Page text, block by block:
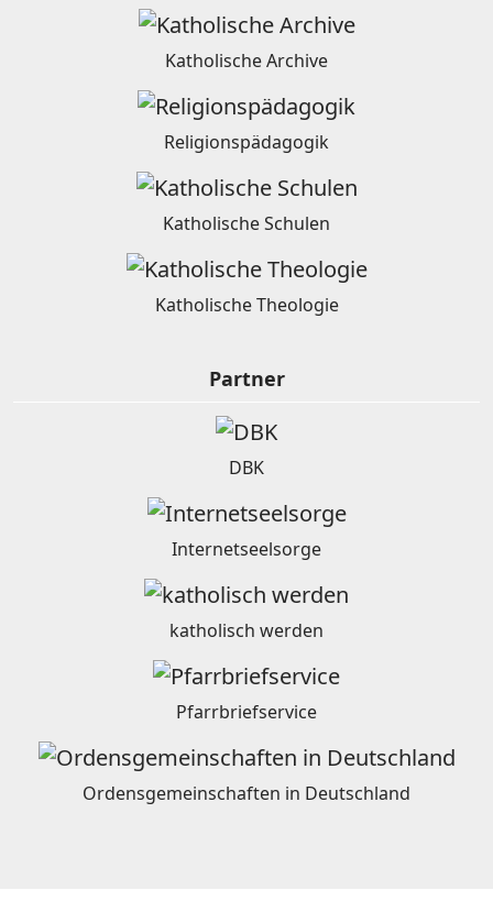
Katholische Archive
Religionspädagogik
Katholische Schulen
Katholische Theologie
Partner
DBK
Internetseelsorge
katholisch werden
Pfarrbriefservice
Ordensgemeinschaften in Deutschland